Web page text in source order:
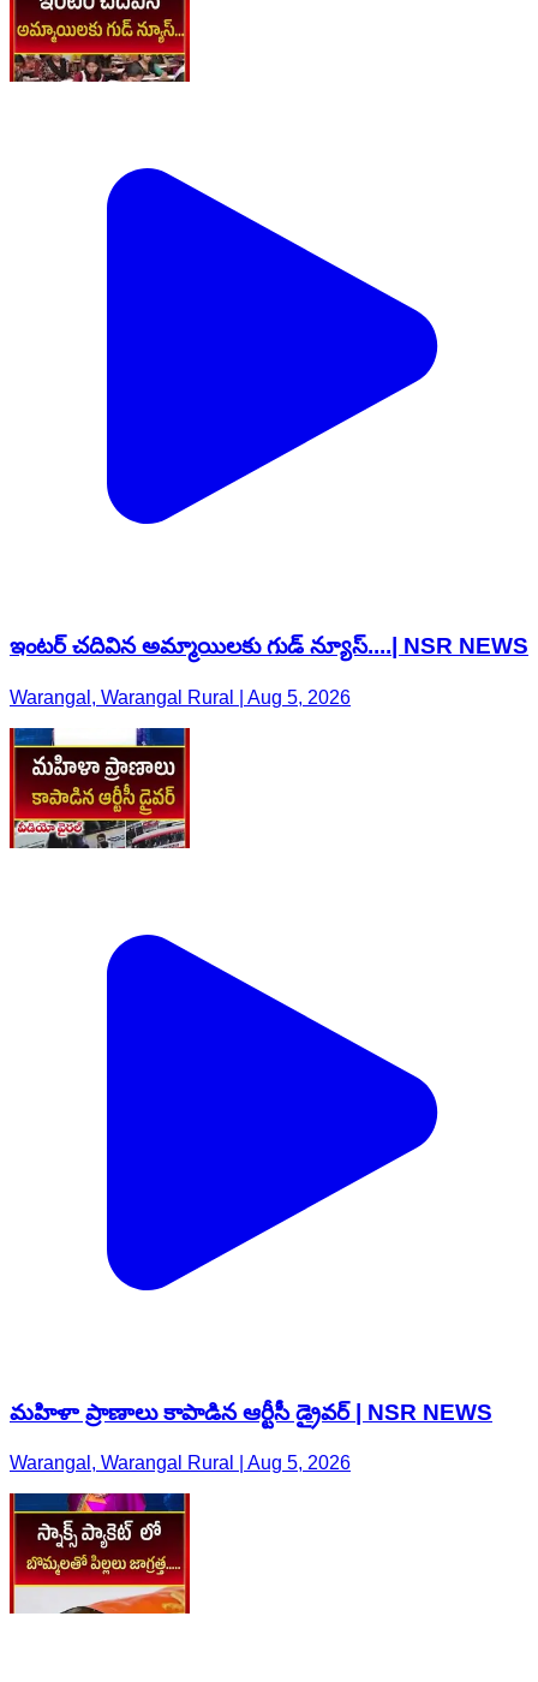
ఇంటర్ చదివిన అమ్మాయిలకు గుడ్ న్యూస్....| NSR NEWS
Warangal, Warangal Rural | Aug 5, 2026
మహిళా ప్రాణాలు కాపాడిన ఆర్టీసీ డ్రైవర్ | NSR NEWS
Warangal, Warangal Rural | Aug 5, 2026